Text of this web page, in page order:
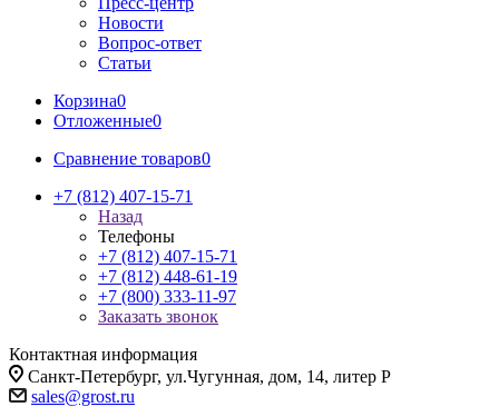
Новости
Вопрос-ответ
Статьи
Корзина0
Отложенные0
Сравнение товаров0
+7 (812) 407-15-71
Назад
Телефоны
+7 (812) 407-15-71
+7 (812) 448-61-19
+7 (800) 333-11-97
Заказать звонок
Контактная информация
Санкт-Петербург, ул.Чугунная, дом, 14, литер Р
sales@grost.ru